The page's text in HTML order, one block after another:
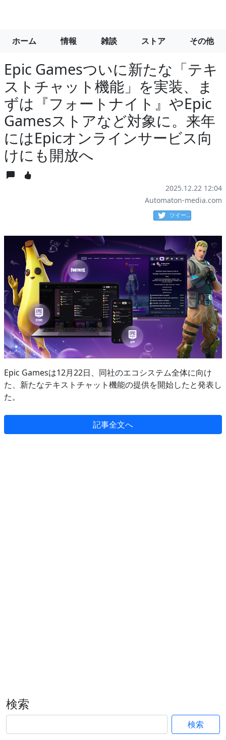
ホーム 情報 雑談 ストア その他
Epic Gamesついに新たな「テキ
ストチャット機能」を実装、ま
ずは『フォートナイト』やEpic
Gamesストアなど対象に。来年
にはEpicオンラインサービス向
けにも開放へ
2025.12.22 12:04
Automaton-media.com
ツイート
Epic Gamesは12月22日、同社のエコシステム全体に向け
た、新たなテキストチャット機能の提供を開始したと発表し
た。
記事全文へ
検索
検索